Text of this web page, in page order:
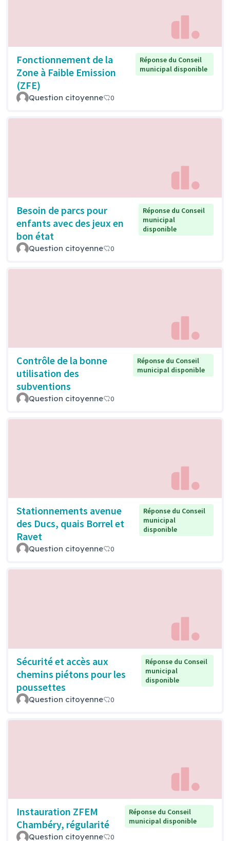
Fonctionnement de la
Zone à Faible Emission
(ZFE)
Réponse du Conseil
municipal disponible
Question citoyenne 0
Besoin de parcs pour
enfants avec des jeux en
bon état
Réponse du Conseil
municipal
disponible
Question citoyenne 0
Contrôle de la bonne
utilisation des
subventions
Réponse du Conseil
municipal disponible
Question citoyenne 0
Stationnements avenue
des Ducs, quais Borrel et
Ravet
Réponse du Conseil
municipal
disponible
Question citoyenne 0
Sécurité et accès aux
chemins piétons pour les
poussettes
Réponse du Conseil
municipal
disponible
Question citoyenne 0
Instauration ZFEM
Chambéry, régularité
Réponse du Conseil
municipal disponible
Question citoyenne 0